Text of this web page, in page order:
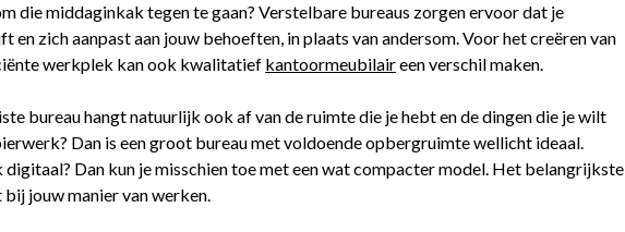
die middaginkak tegen te gaan? Verstelbare bureaus zorgen ervoor dat je
zich aanpast aan jouw behoeften, in plaats van andersom. Voor het creëren van
werkplek kan ook kwalitatief kantoormeubilaireen verschil maken.
bureau hangt natuurlijk ook af van de ruimte die je hebt en de dingen die je wilt
Dan is een groot bureau met voldoende opbergruimte wellicht ideaal.
Dan kun je misschien toe met een wat compacter model. Het belangrijkste
bij jouw manier van werken.